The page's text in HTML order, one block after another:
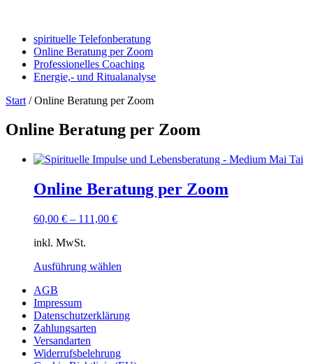
spirituelle Telefonberatung
Online Beratung per Zoom
Professionelles Coaching
Energie,- und Ritualanalyse
Start / Online Beratung per Zoom
Online Beratung per Zoom
Online Beratung per Zoom
60,00 € – 111,00 €
inkl. MwSt.
Ausführung wählen
Produkt
weist
mehrere
Varianten
auf.
Die
AGB
Impressum
Datenschutzerklärung
Zahlungsarten
Versandarten
Widerrufsbelehrung